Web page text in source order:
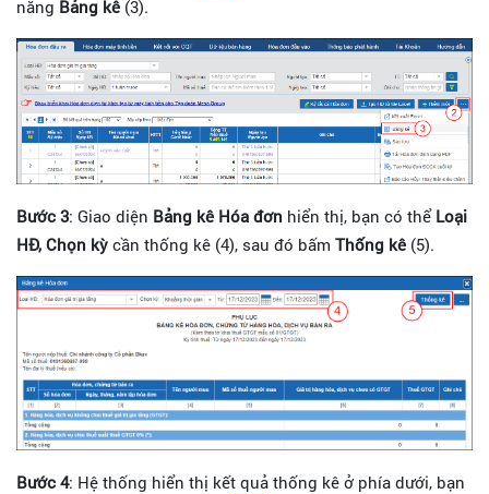
năng Bảng kê (3).
Bước 3: Giao diện Bảng kê Hóa đơn hiển thị, bạn có thể Loại
HĐ, Chọn kỳ cần thống kê (4), sau đó bấm Thống kê (5).
Bước 4: Hệ thống hiển thị kết quả thống kê ở phía dưới, bạn